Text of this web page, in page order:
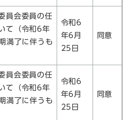
員会委員の任
て（令和6年
満了に伴うも
令和6
年6月
25日
同意
員会委員の任
て（令和6年
満了に伴うも
令和6
年6月
25日
同意